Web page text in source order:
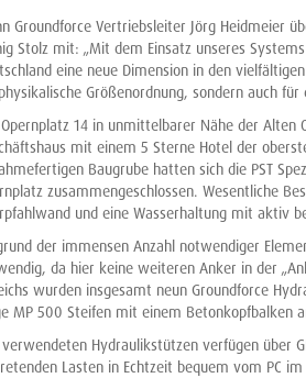
Groundforce Vertriebsleiter Jörg Heidmeier
Stolz mit: „Mit dem Einsatz unseres
eine neue Dimension in den
Größenordnung, sondern auch
14 in unmittelbarer Nähe der Alten
mit einem 5 Sterne Hotel der
Baugrube hatten sich die PST
zusammengeschlossen. Wesentliche
und eine Wasserhaltung mit aktiv
der immensen Anzahl notwendiger
da hier keine weiteren Anker in der
wurden insgesamt neun Groundforce
MP 500 Steifen mit einem Betonkopfbalken
Hydraulikstützen verfügen über
Lasten in Echtzeit bequem vom PC